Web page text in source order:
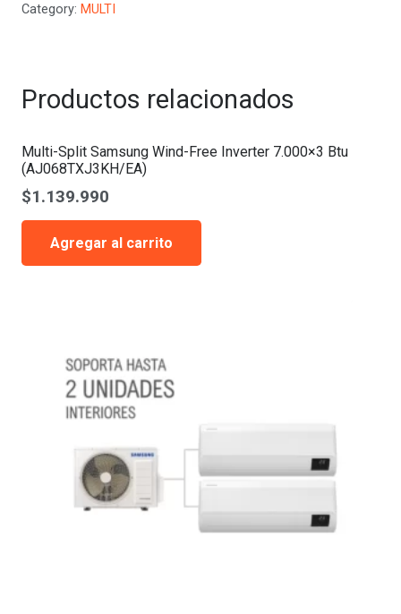
Wind-
7.000x4
(AJ080TXJ4KH/EA)
quantity
Category: MULTI
Productos relacionados
Multi-Split Samsung Wind-Free Inverter 7.000×3 Btu
(AJ068TXJ3KH/EA)
$1.139.990
Agregar al carrito